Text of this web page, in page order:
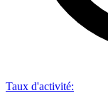
Taux d'activité: